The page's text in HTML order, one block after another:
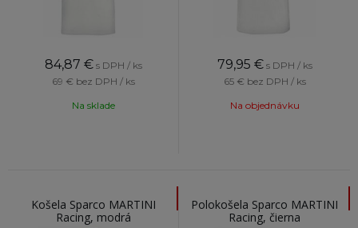
84,87 € s DPH / ks
69 € bez DPH / ks
Na sklade
79,95 € s DPH / ks
65 € bez DPH / ks
Na objednávku
Košela Sparco MARTINI
Racing, modrá
Polokošela Sparco MARTINI
Racing, čierna